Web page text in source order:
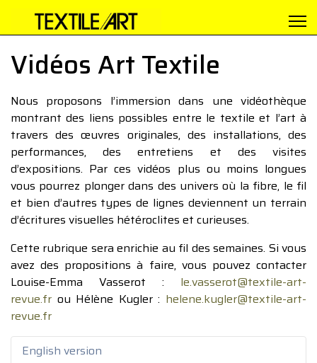
Vidéos Art Textile
Nous proposons l’immersion dans une vidéothèque
montrant des liens possibles entre le textile et l’art à
travers des œuvres originales, des installations, des
performances, des entretiens et des visites
d’expositions. Par ces vidéos plus ou moins longues
vous pourrez plonger dans des univers où la fibre, le fil
et bien d’autres types de lignes deviennent un terrain
d’écritures visuelles hétéroclites et curieuses.
Cette rubrique sera enrichie au fil des semaines. Si vous
avez des propositions à faire, vous pouvez contacter
Louise-Emma Vasserot : le.vasserot@textile-art-
revue.fr ou Hélène Kugler : helene.kugler@textile-art-
revue.fr
English version